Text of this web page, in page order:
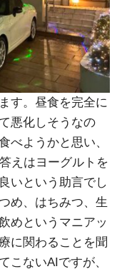
す。昼食を完全に
悪化しそうなの
べようかと思い、
えはヨーグルトを
いという助言でし
め、はちみつ、生
めというマニアッ
に関わることを聞
こないAIですが、